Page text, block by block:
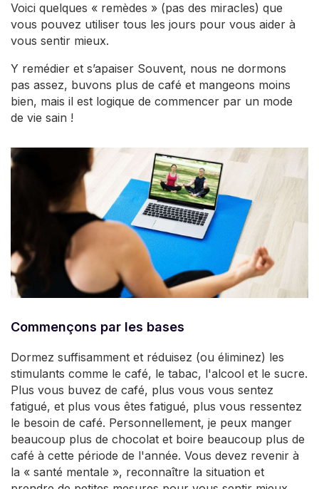
Voici quelques « remèdes » (pas des miracles) que
vous pouvez utiliser tous les jours pour vous aider à
vous sentir mieux.
Y remédier et s’apaiser Souvent, nous ne dormons
pas assez, buvons plus de café et mangeons moins
bien, mais il est logique de commencer par un mode
de vie sain !
Commençons par les bases
Dormez suffisamment et réduisez (ou éliminez) les
stimulants comme le café, le tabac, l'alcool et le sucre.
Plus vous buvez de café, plus vous vous sentez
fatigué, et plus vous êtes fatigué, plus vous ressentez
le besoin de café. Personnellement, je peux manger
beaucoup plus de chocolat et boire beaucoup plus de
café à cette période de l'année. Vous devez revenir à
la « santé mentale », reconnaître la situation et